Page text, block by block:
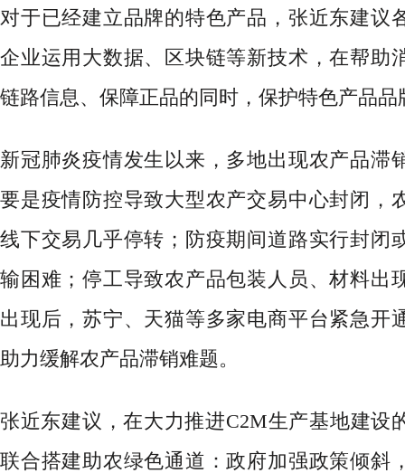
对于已经建立品牌的特色产品，张近东建议
企业运用大数据、区块链等新技术，在帮助
链路信息、保障正品的同时，保护特色产品品
新冠肺炎疫情发生以来，多地出现农产品滞
要是疫情防控导致大型农产交易中心封闭，
线下交易几乎停转；防疫期间道路实行封闭
输困难；停工导致农产品包装人员、材料出
出现后，苏宁、天猫等多家电商平台紧急开
助力缓解农产品滞销难题。
张近东建议，在大力推进C2M生产基地建设
联合搭建助农绿色通道：政府加强政策倾斜